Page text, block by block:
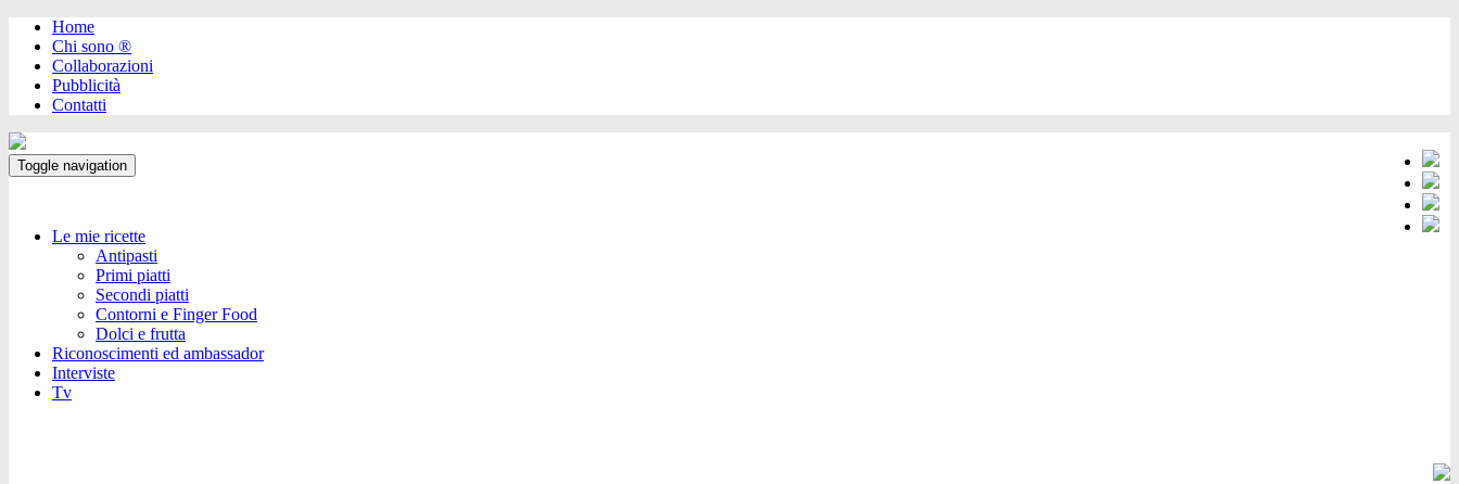
Home
Chi sono ®️
Collaborazioni
Pubblicità
Contatti
Toggle navigation
Le mie ricette
Antipasti
Primi piatti
Secondi piatti
Contorni e Finger Food
Dolci e frutta
Riconoscimenti ed ambassador
Interviste
Tv